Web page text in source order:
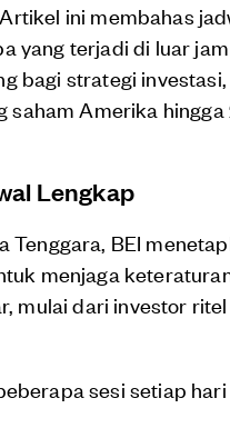
ini membahas
yang terjadi di luar
bagi strategi
Amerika hingga
Lengkap
BEI
menjaga
mulai dari investor
sesi setiap